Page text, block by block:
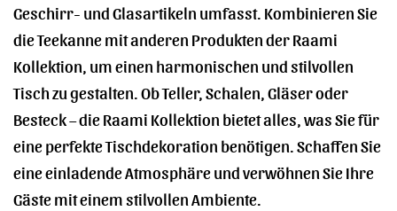
Geschirr- und Glasartikeln umfasst. Kombinieren Sie
die Teekanne mit anderen Produkten der Raami
Kollektion, um einen harmonischen und stilvollen
Tisch zu gestalten. Ob Teller, Schalen, Gläser oder
Besteck – die Raami Kollektion bietet alles, was Sie für
eine perfekte Tischdekoration benötigen. Schaffen Sie
eine einladende Atmosphäre und verwöhnen Sie Ihre
Gäste mit einem stilvollen Ambiente.